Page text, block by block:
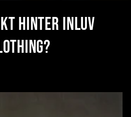
hinter inluv